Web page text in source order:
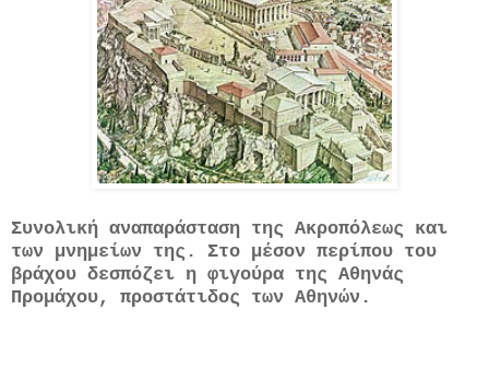
Συνολική αναπαράσταση της Ακροπόλεως και
των μνημείων της. Στο μέσον περίπου του
βράχου δεσπόζει η φιγούρα της Αθηνάς
Προμάχου, προστάτιδος των Αθηνών.